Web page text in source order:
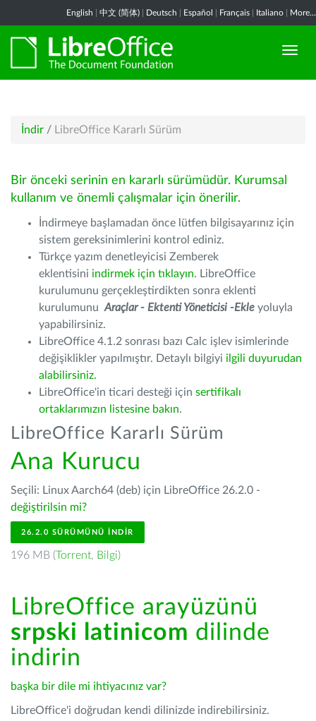
English 中文 (简体) Deutsch Español Français Italiano More...
İndir / LibreOffice Kararlı Sürüm
Bir önceki serinin en kararlı sürümüdür. Kurumsal
kullanım ve önemli çalışmalar için önerilir.
İndirmeye başlamadan önce lütfen bilgisayarınız için
sistem gereksinimlerini kontrol ediniz.
Türkçe yazım denetleyicisi Zemberek
eklentisini indirmek için tıklayın. LibreOffice
kurulumunu gerçekleştirdikten sonra eklenti
kurulumunu Araçlar - Ektenti Yöneticisi -Ekle yoluyla
yapabilirsiniz.
LibreOffice 4.1.2 sonrası bazı Calc işlev isimlerinde
değişiklikler yapılmıştır. Detaylı bilgiyi ilgili duyurudan
alabilirsiniz.
LibreOffice'in ticari desteği için sertifikalı
ortaklarımızın listesine bakın.
LibreOffice Kararlı Sürüm
Ana Kurucu
Seçili: Linux Aarch64 (deb) için LibreOffice 26.2.0 -
değiştirilsin mi?
26.2.0 SÜRÜMÜNÜ İNDIR
196 MB (Torrent, Bilgi)
LibreOffice arayüzünü
srpski latinicom dilinde
indirin
başka bir dile mi ihtiyacınız var?
LibreOffice'i doğrudan kendi dilinizde indirebilirsiniz.